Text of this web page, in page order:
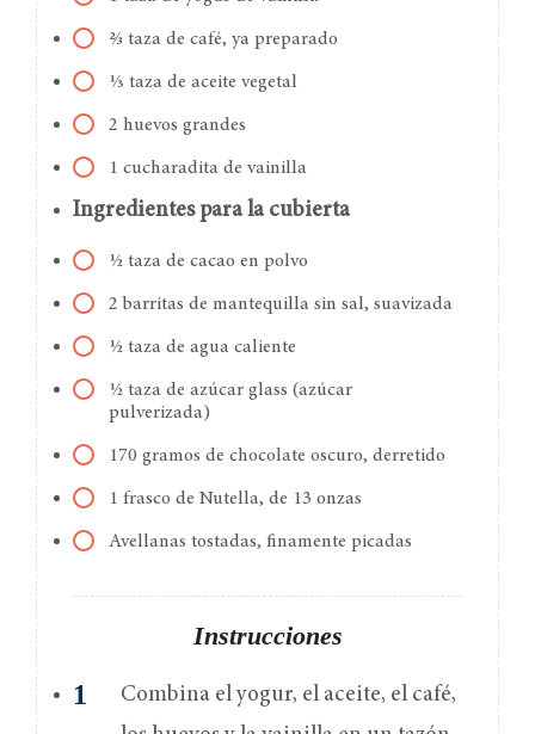
⅔ taza de café, ya preparado
⅓ taza de aceite vegetal
2 huevos grandes
1 cucharadita de vainilla
Ingredientes para la cubierta
½ taza de cacao en polvo
2 barritas de mantequilla sin sal, suavizada
½ taza de agua caliente
½ taza de azúcar glass (azúcar
pulverizada)
170 gramos de chocolate oscuro, derretido
1 frasco de Nutella, de 13 onzas
Avellanas tostadas, finamente picadas
Instrucciones
Combina el yogur, el aceite, el café,